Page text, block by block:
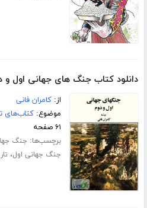
دانلود کتاب جنگ های جهانی اول و
از:کامران فانی
موضوع:کتاب‌های
۶۱ صفحه
برچسب‌ها: جنگ
جنگ جهانی اول،